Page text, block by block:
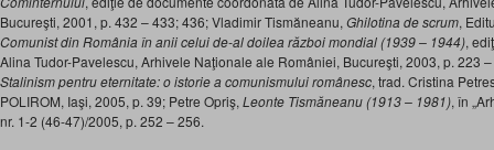
Bucureşti, 2001, p. 432 – 433; 436; Vladimir Tismăneanu, Ghilotina de scrum,
Comunist din România în anii celui de-al doilea război mondial (1939 – 1944),
Alina Tudor-Pavelescu, Arhivele Naţionale ale României, Bucureşti, 2003, p. 223
Stalinism pentru eternitate: o istorie a comunismului românesc, trad. Cristina
POLIROM, Iaşi, 2005, p. 39; Petre Opriş, Leonte Tismăneanu (1913 – 1981), în
nr. 1-2 (46-47)/2005, p. 252 – 256.